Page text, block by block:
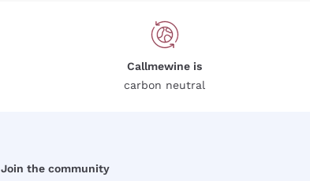
Callmewine is
carbon neutral
Join the community